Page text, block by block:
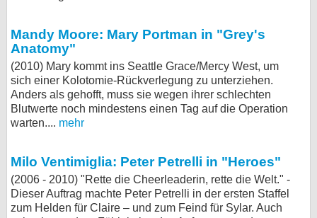
Mandy Moore: Mary Portman in "Grey's
Anatomy"
(2010) Mary kommt ins Seattle Grace/Mercy West, um
sich einer Kolotomie-Rückverlegung zu unterziehen.
Anders als gehofft, muss sie wegen ihrer schlechten
Blutwerte noch mindestens einen Tag auf die Operation
warten.... mehr
Milo Ventimiglia: Peter Petrelli in "Heroes"
(2006 - 2010) "Rette die Cheerleaderin, rette die Welt." -
Dieser Auftrag machte Peter Petrelli in der ersten Staffel
zum Helden für Claire – und zum Feind für Sylar. Auch